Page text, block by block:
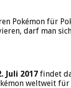
Pokémon für
darf man
Juli 2017 findet
weltweit